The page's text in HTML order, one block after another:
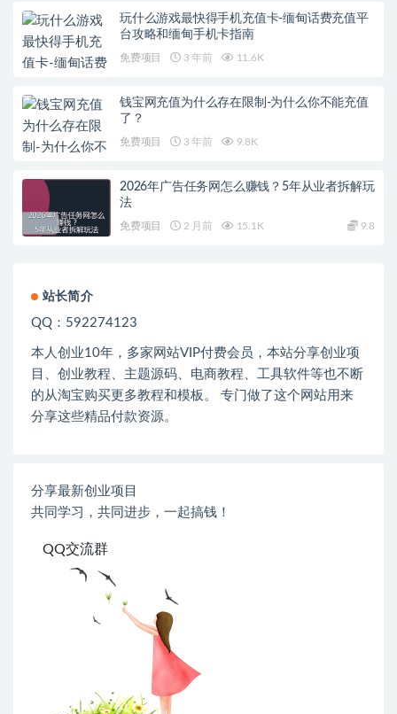
玩什么游戏最快得手机充值卡-缅甸话费充值平
台攻略和缅甸手机卡指南
免费项目 3 年前 11.6K
钱宝网充值为什么存在限制-为什么你不能充值
了？
免费项目 3 年前 9.8K
2026年广告任务网怎么赚钱？5年从业者拆解玩
法
免费项目 2 月前 15.1K 9.8
站长简介
QQ：592274123
本人创业10年，多家网站VIP付费会员，本站分享创业项
目、创业教程、主题源码、电商教程、工具软件等也不断
的从淘宝购买更多教程和模板。 专门做了这个网站用来
分享这些精品付款资源。
分享最新创业项目
共同学习，共同进步，一起搞钱！
QQ交流群